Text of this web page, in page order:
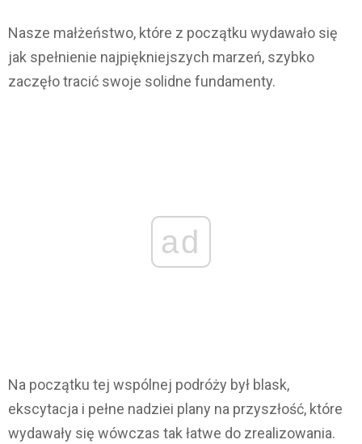
Nasze małżeństwo, które z początku wydawało się
jak spełnienie najpiękniejszych marzeń, szybko
zaczęło tracić swoje solidne fundamenty.
ad
Na początku tej wspólnej podróży był blask,
ekscytacja i pełne nadziei plany na przyszłość, które
wydawały się wówczas tak łatwe do zrealizowania.